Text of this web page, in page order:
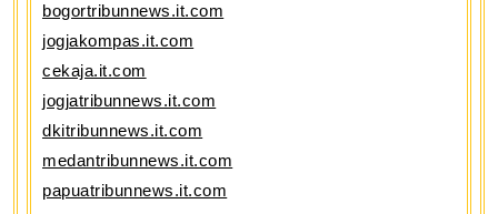
bogortribunnews.it.com
jogjakompas.it.com
cekaja.it.com
jogjatribunnews.it.com
dkitribunnews.it.com
medantribunnews.it.com
papuatribunnews.it.com